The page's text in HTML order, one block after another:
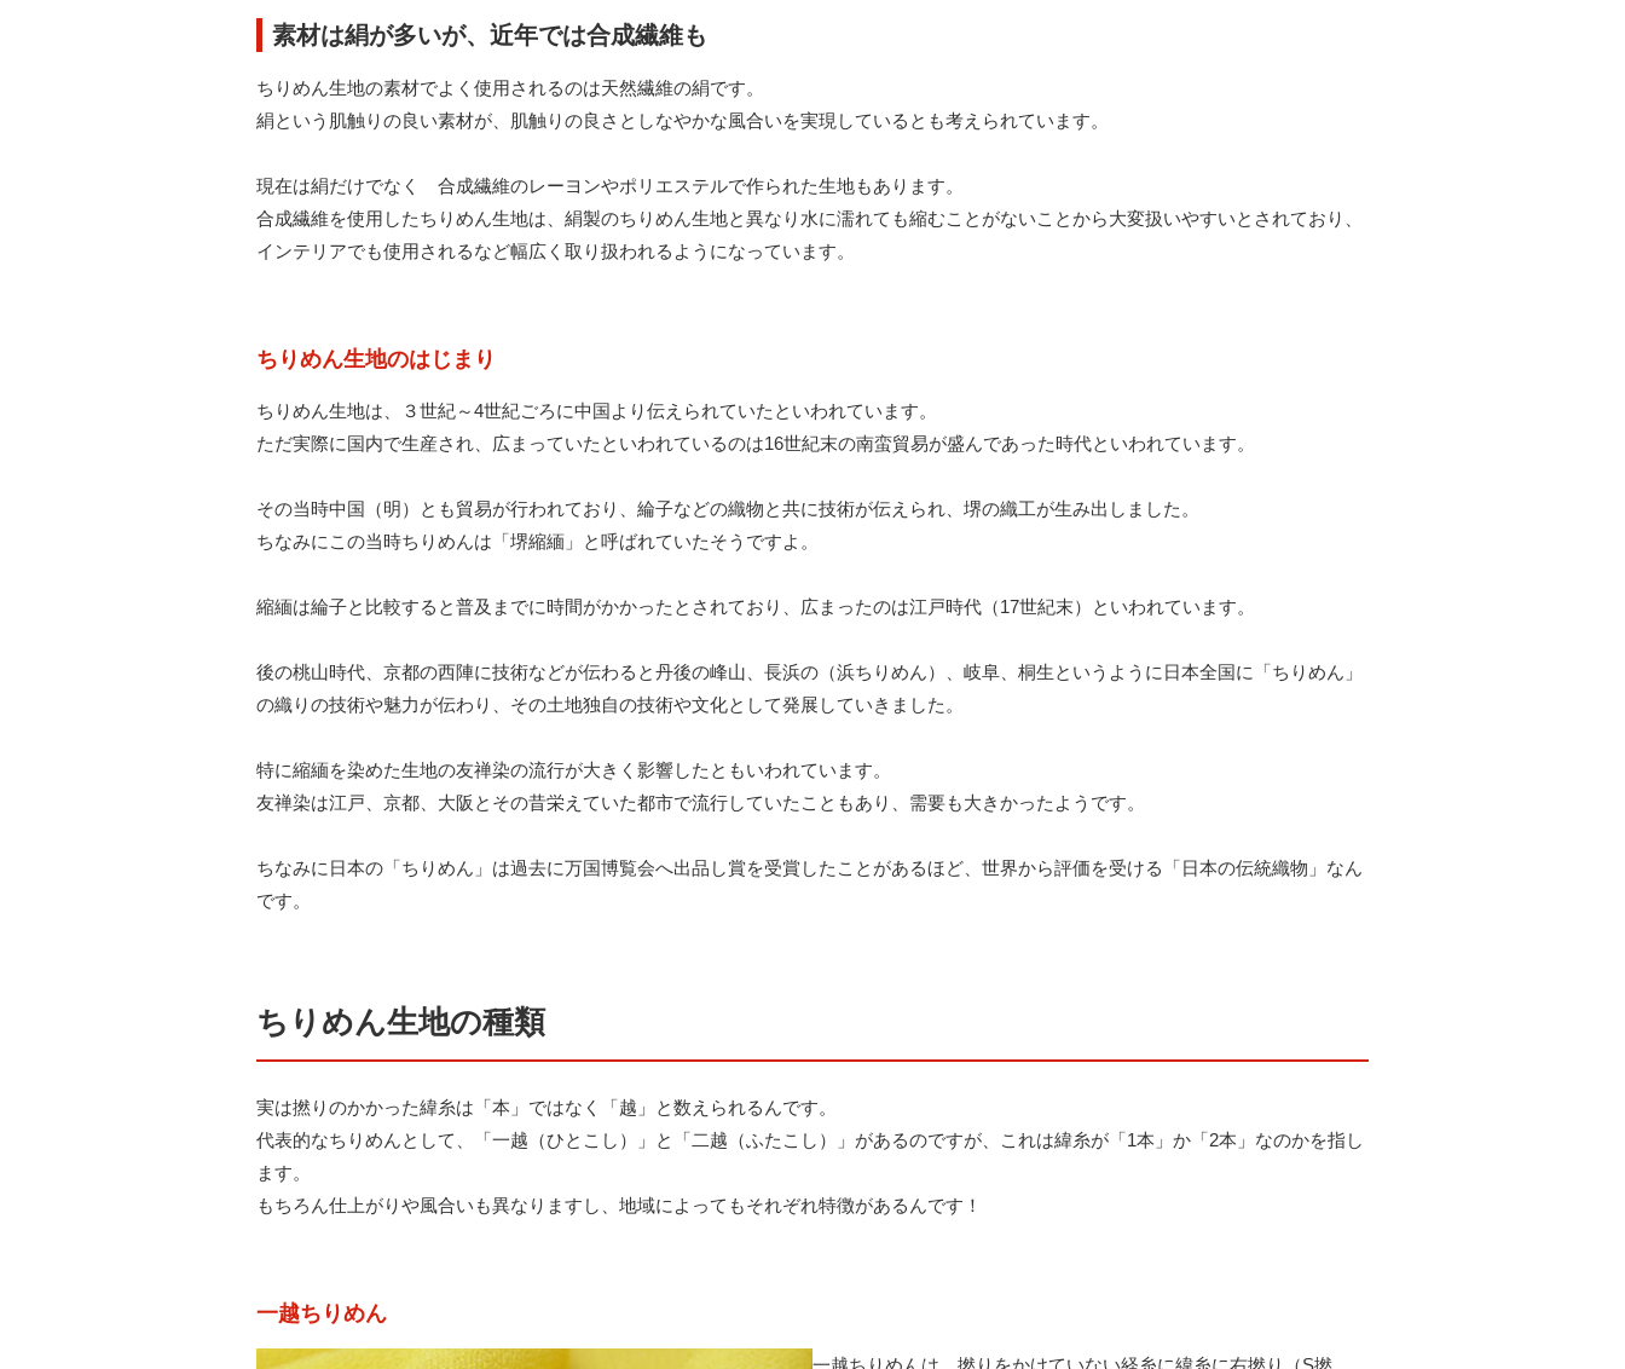
素材は絹が多いが、近年では合成繊維も
ちりめん生地の素材でよく使用されるのは天然繊維の絹です。
絹という肌触りの良い素材が、肌触りの良さとしなやかな風合いを実現しているとも考えられています。
現在は絹だけでなく 合成繊維のレーヨンやポリエステルで作られた生地もあります。
合成繊維を使用したちりめん生地は、絹製のちりめん生地と異なり水に濡れても縮むことがないことから大変扱いやすいとされており、
インテリアでも使用されるなど幅広く取り扱われるようになっています。
ちりめん生地のはじまり
ちりめん生地は、３世紀～4世紀ごろに中国より伝えられていたといわれています。
ただ実際に国内で生産され、広まっていたといわれているのは16世紀末の南蛮貿易が盛んであった時代といわれています。
その当時中国（明）とも貿易が行われており、綸子などの織物と共に技術が伝えられ、堺の織工が生み出しました。
ちなみにこの当時ちりめんは「堺縮緬」と呼ばれていたそうですよ。
縮緬は綸子と比較すると普及までに時間がかかったとされており、広まったのは江戸時代（17世紀末）といわれています。
後の桃山時代、京都の西陣に技術などが伝わると丹後の峰山、長浜の（浜ちりめん）、岐阜、桐生というように日本全国に「ちりめん」
の織りの技術や魅力が伝わり、その土地独自の技術や文化として発展していきました。
特に縮緬を染めた生地の友禅染の流行が大きく影響したともいわれています。
友禅染は江戸、京都、大阪とその昔栄えていた都市で流行していたこともあり、需要も大きかったようです。
ちなみに日本の「ちりめん」は過去に万国博覧会へ出品し賞を受賞したことがあるほど、世界から評価を受ける「日本の伝統織物」なん
です。
ちりめん生地の種類
実は撚りのかかった緯糸は「本」ではなく「越」と数えられるんです。
代表的なちりめんとして、「一越（ひとこし）」と「二越（ふたこし）」があるのですが、これは緯糸が「1本」か「2本」なのかを指し
ます。
もちろん仕上がりや風合いも異なりますし、地域によってもそれぞれ特徴があるんです！
一越ちりめん